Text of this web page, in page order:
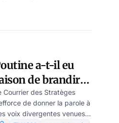
a-t-il eu
de brandir
projet de paix
signé par
Courrier des Stratèges
de donner la parole à
voix divergentes venues